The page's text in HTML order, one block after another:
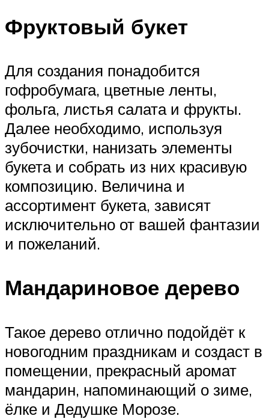
Фруктовый букет
Для создания понадобится
гофробумага, цветные ленты,
фольга, листья салата и фрукты.
Далее необходимо, используя
зубочистки, нанизать элементы
букета и собрать из них красивую
композицию. Величина и
ассортимент букета, зависят
исключительно от вашей фантазии
и пожеланий.
Мандариновое дерево
Такое дерево отлично подойдёт к
новогодним праздникам и создаст в
помещении, прекрасный аромат
мандарин, напоминающий о зиме,
ёлке и Дедушке Морозе.